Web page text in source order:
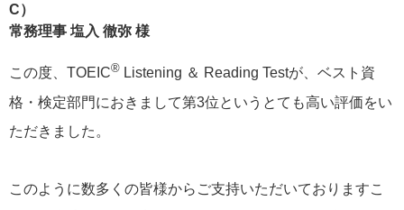
C）
常務理事 塩入 徹弥 様
この度、TOEIC® Listening ＆ Reading Testが、ベスト資
格・検定部門におきまして第3位というとても高い評価をい
ただきました。
このように数多くの皆様からご支持いただいておりますこ